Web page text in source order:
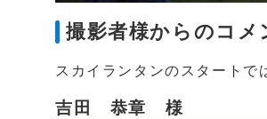
撮影者様からのコメ
スカイランタンのスタートで
吉田 恭章 様